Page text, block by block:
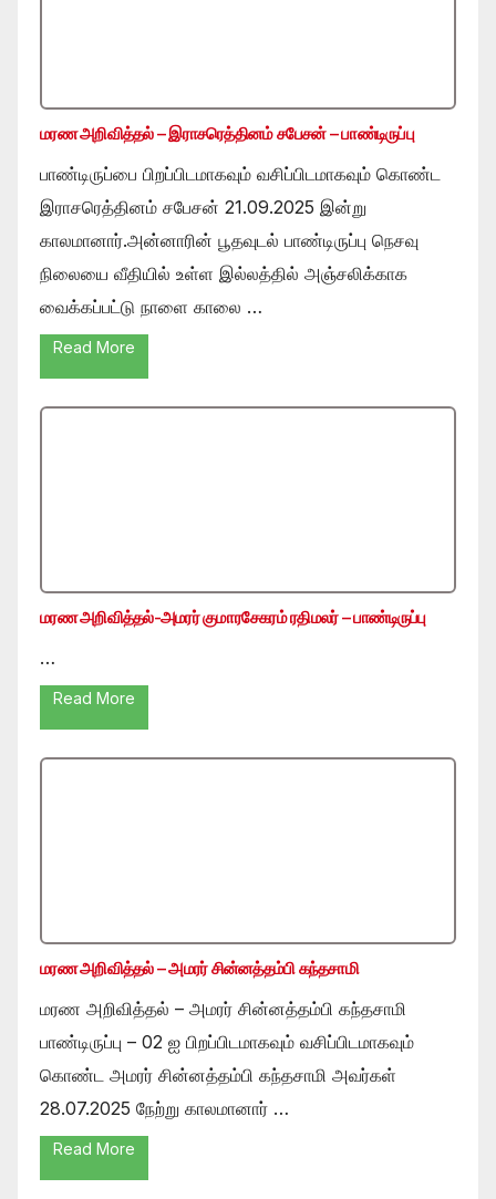
மரண அறிவித்தல் – இராசரெத்தினம் சபேசன் – பாண்டிருப்பு
பாண்டிருப்பை பிறப்பிடமாகவும் வசிப்பிடமாகவும் கொண்ட
இராசரெத்தினம் சபேசன் 21.09.2025 இன்று
காலமானார்.அன்னாரின் பூதவுடல் பாண்டிருப்பு நெசவு
நிலையை வீதியில் உள்ள இல்லத்தில் அஞ்சலிக்காக
வைக்கப்பட்டு நாளை காலை …
Read More
மரண அறிவித்தல்-அமரர் குமாரசேகரம் ரதிமலர் – பாண்டிருப்பு
…
Read More
மரண அறிவித்தல் – அமரர் சின்னத்தம்பி கந்தசாமி
மரண அறிவித்தல் – அமரர் சின்னத்தம்பி கந்தசாமி
பாண்டிருப்பு – 02 ஐ பிறப்பிடமாகவும் வசிப்பிடமாகவும்
கொண்ட அமரர் சின்னத்தம்பி கந்தசாமி அவர்கள்
28.07.2025 நேற்று காலமானார் …
Read More